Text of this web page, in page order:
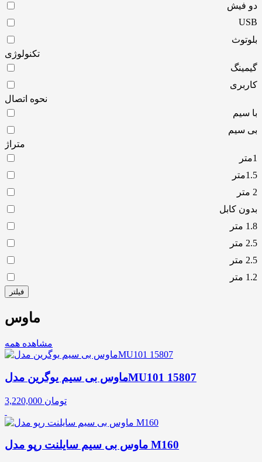
دو فیش
USB
بلوتوث
تکنولوژی
گیمینگ
کاربری
نحوه اتصال
با سیم
بی سیم
متراژ
1متر
1.5متر
2 متر
بدون کابل
1.8 متر
2.5 متر
2.5 متر
1.2 متر
فیلتر
ماوس
مشاهده همه
ماوس بی سیم یوگرین مدلMU101 15807
3,220,000 تومان
ماوس بی سیم سایلنت رپو مدل M160